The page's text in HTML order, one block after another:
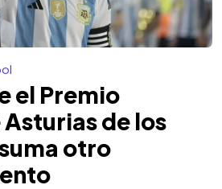
el Premio
de los
otro